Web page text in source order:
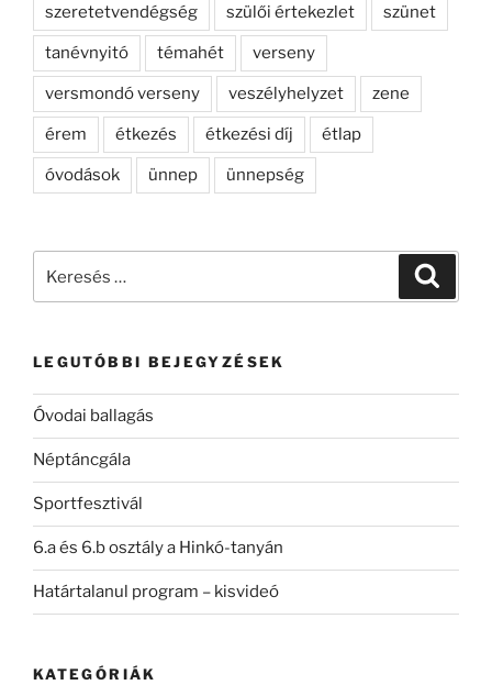
szeretetvendégség szülői értekezlet szünet
tanévnyitó témahét verseny
versmondó verseny veszélyhelyzet zene
érem étkezés étkezési díj étlap
óvodások ünnep ünnepség
LEGUTÓBBI BEJEGYZÉSEK
Óvodai ballagás
Néptáncgála
Sportfesztivál
6.a és 6.b osztály a Hinkó-tanyán
Határtalanul program – kisvideó
KATEGÓRIÁK